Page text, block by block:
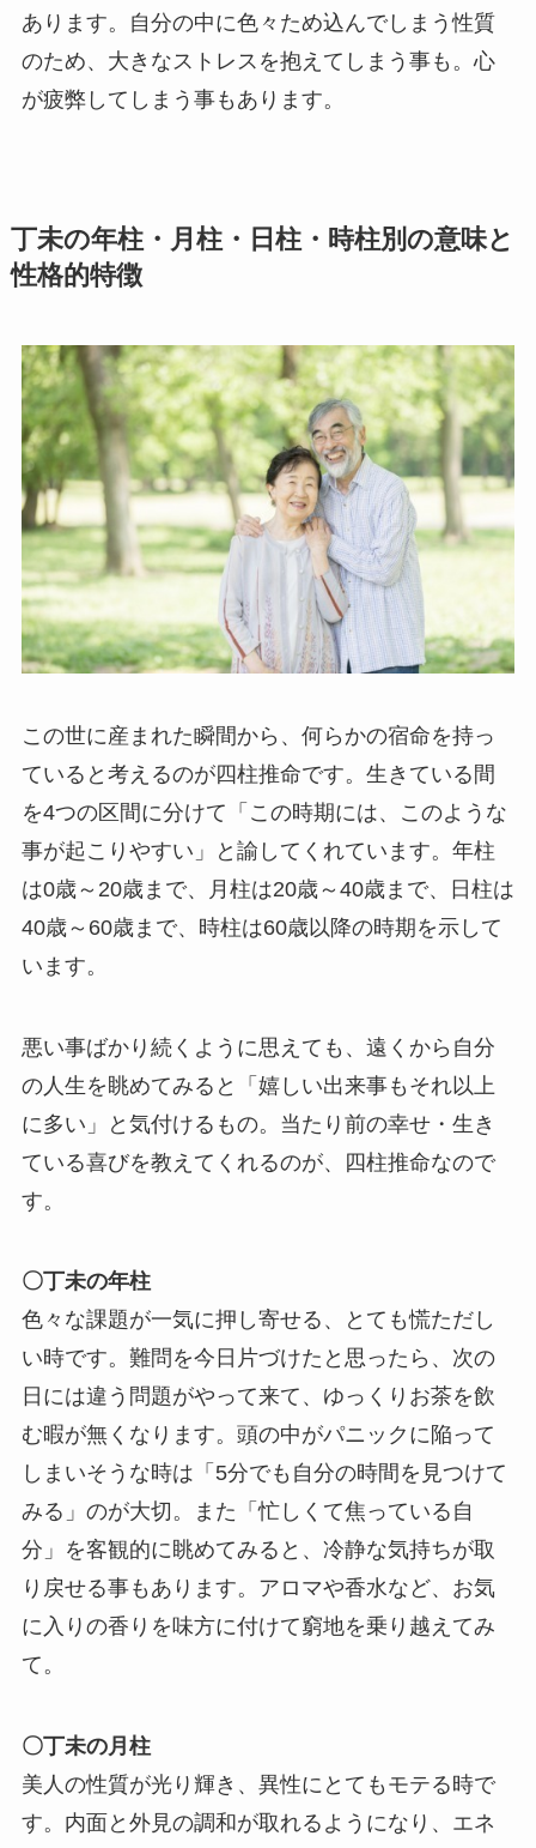
あります。自分の中に色々ため込んでしまう性質
のため、大きなストレスを抱えてしまう事も。心
が疲弊してしまう事もあります。
丁未の年柱・月柱・日柱・時柱別の意味と
性格的特徴
この世に産まれた瞬間から、何らかの宿命を持っ
ていると考えるのが四柱推命です。生きている間
を4つの区間に分けて「この時期には、このような
事が起こりやすい」と諭してくれています。年柱
は0歳～20歳まで、月柱は20歳～40歳まで、日柱は
40歳～60歳まで、時柱は60歳以降の時期を示して
います。
悪い事ばかり続くように思えても、遠くから自分
の人生を眺めてみると「嬉しい出来事もそれ以上
に多い」と気付けるもの。当たり前の幸せ・生き
ている喜びを教えてくれるのが、四柱推命なので
す。
〇丁未の年柱
色々な課題が一気に押し寄せる、とても慌ただし
い時です。難問を今日片づけたと思ったら、次の
日には違う問題がやって来て、ゆっくりお茶を飲
む暇が無くなります。頭の中がパニックに陥って
しまいそうな時は「5分でも自分の時間を見つけて
みる」のが大切。また「忙しくて焦っている自
分」を客観的に眺めてみると、冷静な気持ちが取
り戻せる事もあります。アロマや香水など、お気
に入りの香りを味方に付けて窮地を乗り越えてみ
て。
〇丁未の月柱
美人の性質が光り輝き、異性にとてもモテる時で
す。内面と外見の調和が取れるようになり、エネ